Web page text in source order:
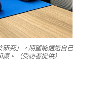
研究」，期望能通過自己
。（受訪者提供）